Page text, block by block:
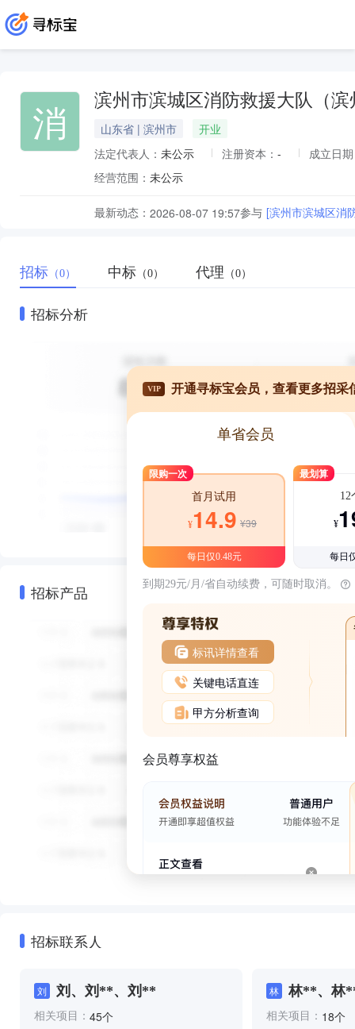
消 滨州市滨城区消防救援大队（
山东省 | 滨州市
开业
法定代表人： 未公示 注册资本： -
成立日
经营范围： 未公示
最新动态： 2026-08-07 19:57参与 [滨州市滨城区消
招标 （0） 中标 （0） 代理 （0）
招标分析
招标产品
VIP 开通寻标宝会员，查看更多招采
单省会员
限购一次
首月试用
¥14.9 ¥39
每日仅0.48元
最划算
12
¥
每日
到期29元/月/省自动续费，可随时取消。
标讯详情查看
关键电话直连
甲方分析查询
会员尊享权益
招标联系人
刘 刘、刘**、刘**
相关项目： 45个
林 林**、林
相关项目： 18个